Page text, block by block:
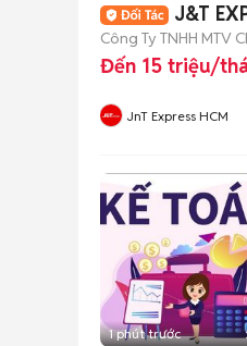
J&T
Công Ty TNHH MTV
Đến 15 triệu/
JnT Express HCM
1 phút trước